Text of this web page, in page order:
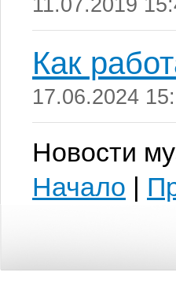
11.07.2019
Как
17.06.2024
Новости
Начало |